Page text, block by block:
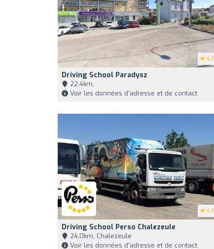
4.7
Driving School Paradysz
22,4km,
Voir les données d'adresse et de contact
4.7
Driving School Perso Chalezeule
24,0km, Chalezeule
Voir les données d'adresse et de contact